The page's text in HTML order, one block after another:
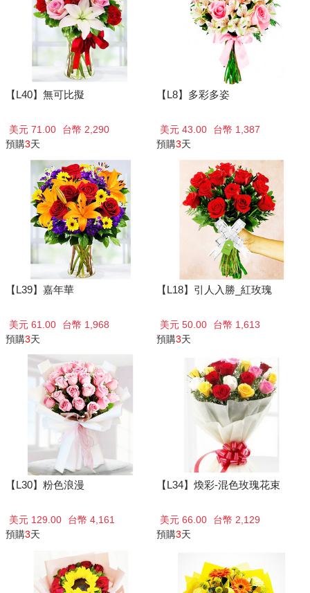
【L40】無可比擬
美元 71.00
台幣 2,290
預購3天
【L8】多彩多姿
美元 43.00
台幣 1,387
預購3天
【L39】嘉年華
美元 61.00
台幣 1,968
預購3天
【L18】引人入勝_紅玫瑰
美元 50.00
台幣 1,613
預購3天
【L30】粉色浪漫
美元 129.00
台幣 4,161
預購3天
【L34】煥彩-混色玫瑰花束
美元 66.00
台幣 2,129
預購3天